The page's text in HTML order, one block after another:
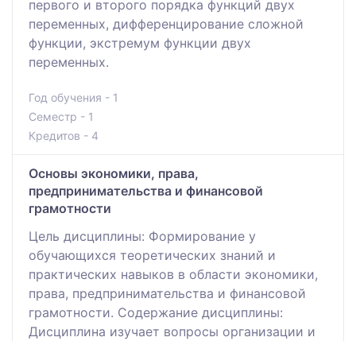
первого и второго порядка функций двух
переменных, дифференцирование сложной
функции, экстремум функции двух
переменных.
Год обучения - 1
Семестр - 1
Кредитов - 4
Основы экономики, права,
предпринимательства и финансовой
грамотности
Цель дисциплины: Формирование у
обучающихся теоретических знаний и
практических навыков в области экономики,
права, предпринимательства и финансовой
грамотности. Содержание дисциплины:
Дисциплина изучает вопросы организации и